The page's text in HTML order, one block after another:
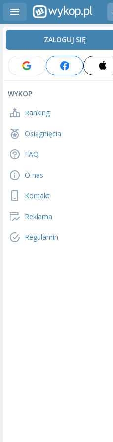
ZALOGUJ SIĘ
WYKOP
Ranking
Osiągnięcia
FAQ
O nas
Kontakt
Reklama
Regulamin